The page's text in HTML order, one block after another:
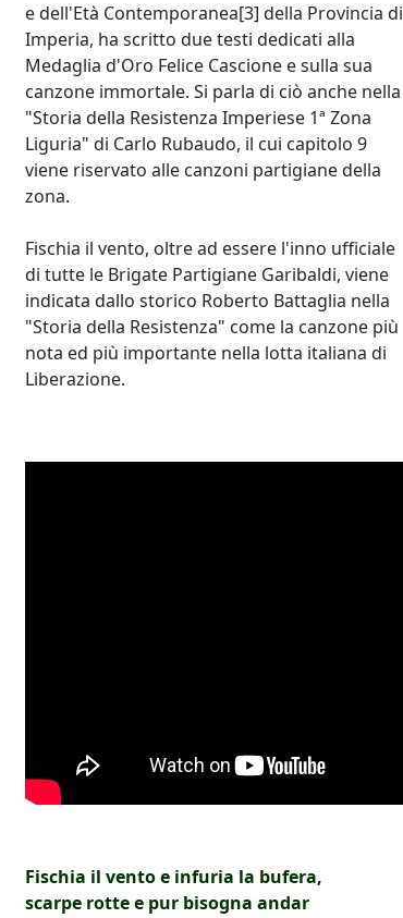
e dell'Età Contemporanea[3] della Provincia di
Imperia, ha scritto due testi dedicati alla
Medaglia d'Oro Felice Cascione e sulla sua
canzone immortale. Si parla di ciò anche nella
"Storia della Resistenza Imperiese 1ª Zona
Liguria" di Carlo Rubaudo, il cui capitolo 9
viene riservato alle canzoni partigiane della
zona.
Fischia il vento, oltre ad essere l'inno ufficiale
di tutte le Brigate Partigiane Garibaldi, viene
indicata dallo storico Roberto Battaglia nella
"Storia della Resistenza" come la canzone più
nota ed più importante nella lotta italiana di
Liberazione.
Fischia il vento e infuria la bufera,
scarpe rotte e pur bisogna andar